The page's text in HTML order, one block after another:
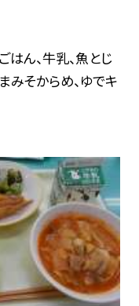
はん、牛乳、魚とじ
みそからめ、ゆでキ